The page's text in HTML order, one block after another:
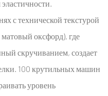
с технической текстурой
оксфорд), где
скручиванием, создает
100 крутильных машин
уровень